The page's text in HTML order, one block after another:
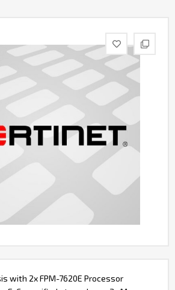
with 2x FPM-7620E Processor